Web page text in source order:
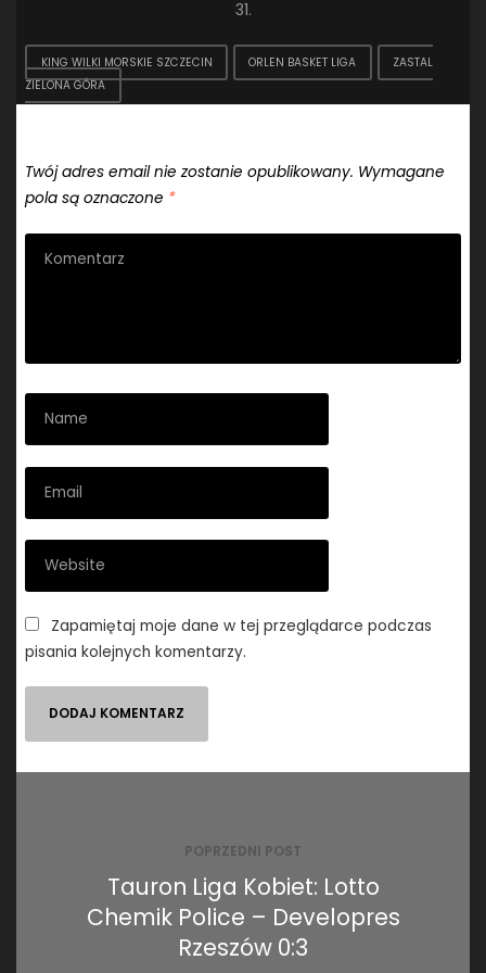
31.
KING WILKI MORSKIE SZCZECIN ORLEN BASKET LIGA
ZASTAL
ZIELONA GÓRA
Twój adres email nie zostanie opublikowany. Wymagane
pola są oznaczone *
Zapamiętaj moje dane w tej przeglądarce podczas
pisania kolejnych komentarzy.
POPRZEDNI POST
Tauron Liga Kobiet: Lotto
Chemik Police – Developres
Rzeszów 0:3